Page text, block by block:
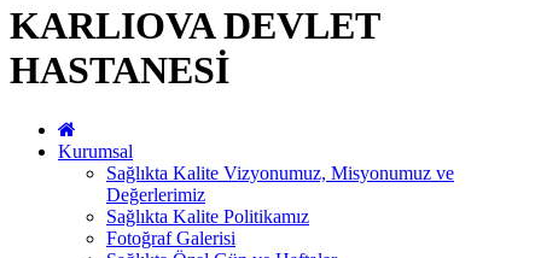
KARLIOVA DEVLET
HASTANESİ
Kurumsal
Sağlıkta Kalite Vizyonumuz, Misyonumuz ve
Değerlerimiz
Sağlıkta Kalite Politikamız
Fotoğraf Galerisi